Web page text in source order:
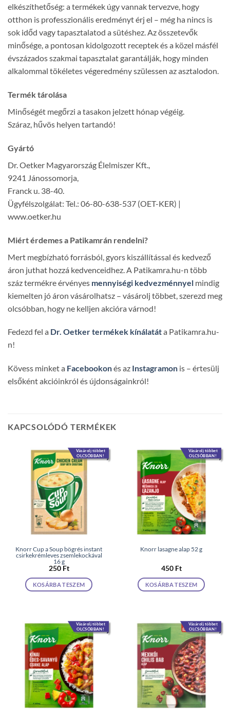
elkészíthetőség: a termékek úgy vannak tervezve, hogy
otthon is professzionális eredményt érj el – még ha nincs is
sok időd vagy tapasztalatod a sütéshez. Az összetevők
minősége, a pontosan kidolgozott receptek és a közel másfél
évszázados szakmai tapasztalat garantálják, hogy minden
alkalommal tökéletes végeredmény szülessen az asztalodon.
Termék tárolása
Minőségét megőrzi a tasakon jelzett hónap végéig.
Száraz, hűvös helyen tartandó!
Gyártó
Dr. Oetker Magyarország Élelmiszer Kft.,
9241 Jánossomorja,
Franck u. 38-40.
Ügyfélszolgálat: Tel.: 06-80-638-537 (OET-KER) |
www.oetker.hu
Miért érdemes a Patikamrán rendelni?
Mert megbízható forrásból, gyors kiszállítással és kedvező
áron juthat hozzá kedvenceidhez. A Patikamra.hu-n több
száz termékre érvényes mennyiségi kedvezménnyel mindig
kiemelten jó áron vásárolhatsz – vásárolj többet, szerezd meg
olcsóbban, hogy ne kelljen akcióra várnod!
Fedezd fel a Dr. Oetker termékek kínálatáta Patikamra.hu-
n!
Kövess minket a Facebookonés az Instagramon is – értesülj
elsőként akcióinkról és újdonságainkról!
KAPCSOLÓDÓ TERMÉKEK
Vásárolj többet
OLCSÓBBAN!
Knorr Cup a Soup bögrés instant
csirkekrémleves zsemlekockával
16 g
250 Ft
KOSÁRBA TESZEM
Vásárolj többet
OLCSÓBBAN!
Knorr lasagne alap 52 g
450 Ft
KOSÁRBA TESZEM
Vásárolj többet
OLCSÓBBAN!
Vásárolj többet
OLCSÓBBAN!